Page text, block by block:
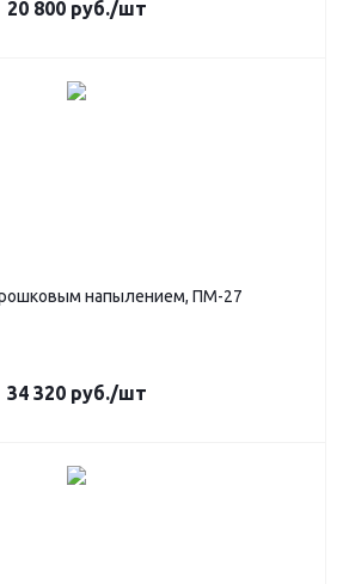
20 800руб./шт
напылением, ПМ-27
34 320руб./шт